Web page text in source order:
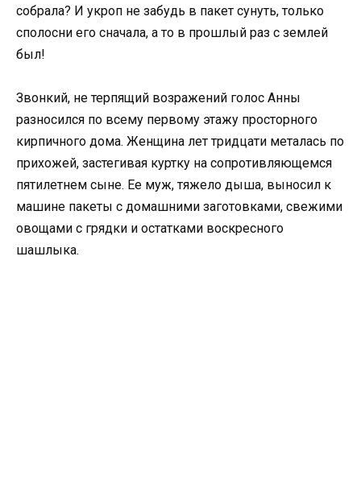
собрала? И укроп не забудь в пакет сунуть, только
сполосни его сначала, а то в прошлый раз с землей
был!
Звонкий, не терпящий возражений голос Анны
разносился по всему первому этажу просторного
кирпичного дома. Женщина лет тридцати металась по
прихожей, застегивая куртку на сопротивляющемся
пятилетнем сыне. Ее муж, тяжело дыша, выносил к
машине пакеты с домашними заготовками, свежими
овощами с грядки и остатками воскресного
шашлыка.